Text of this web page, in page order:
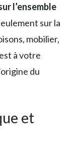
l’ensemble
sur la
mobilier,
à votre
du
et